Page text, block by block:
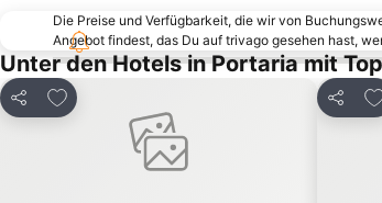
Die Preise und Verfügbarkeit, die wir von
Angebot findest, das Du auf trivago gesehen hast,
Unter den Hotels in Portaria mit
Teilen
Zu Favoriten hinzufügen
Teilen